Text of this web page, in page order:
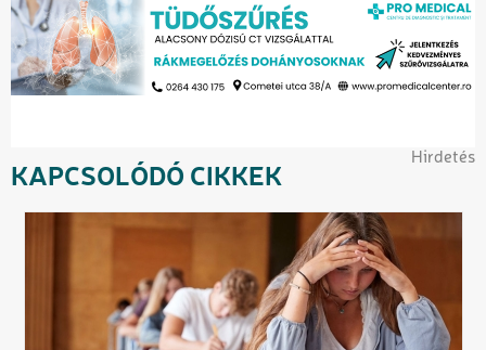
Hirdetés
KAPCSOLÓDÓ CIKKEK